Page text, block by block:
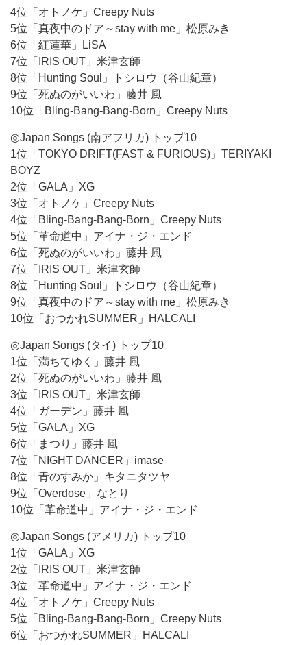
4位「オトノケ」Creepy Nuts
5位「真夜中のドア～stay with me」松原みき
6位「紅蓮華」LiSA
7位「IRIS OUT」米津玄師
8位「Hunting Soul」トシロウ（谷山紀章）
9位「死ぬのがいいわ」藤井 風
10位「Bling-Bang-Bang-Born」Creepy Nuts
◎Japan Songs (南アフリカ) トップ10
1位「TOKYO DRIFT(FAST & FURIOUS)」TERIYAKI
BOYZ
2位「GALA」XG
3位「オトノケ」Creepy Nuts
4位「Bling-Bang-Bang-Born」Creepy Nuts
5位「革命道中」アイナ・ジ・エンド
6位「死ぬのがいいわ」藤井 風
7位「IRIS OUT」米津玄師
8位「Hunting Soul」トシロウ（谷山紀章）
9位「真夜中のドア～stay with me」松原みき
10位「おつかれSUMMER」HALCALI
◎Japan Songs (タイ) トップ10
1位「満ちてゆく」藤井 風
2位「死ぬのがいいわ」藤井 風
3位「IRIS OUT」米津玄師
4位「ガーデン」藤井 風
5位「GALA」XG
6位「まつり」藤井 風
7位「NIGHT DANCER」imase
8位「青のすみか」キタニタツヤ
9位「Overdose」なとり
10位「革命道中」アイナ・ジ・エンド
◎Japan Songs (アメリカ) トップ10
1位「GALA」XG
2位「IRIS OUT」米津玄師
3位「革命道中」アイナ・ジ・エンド
4位「オトノケ」Creepy Nuts
5位「Bling-Bang-Bang-Born」Creepy Nuts
6位「おつかれSUMMER」HALCALI